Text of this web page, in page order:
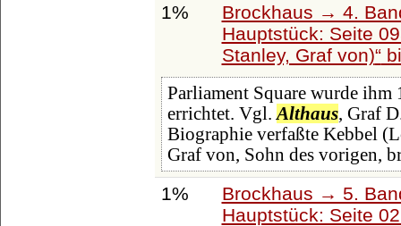
1%
Brockhaus → 4.
Hauptstück: Seite
Stanley, Graf von)
Parliament Square wurde
errichtet. Vgl. Althaus, Graf
Biographie verfaßte Kebbel
Graf von, Sohn des vorigen,
1%
Brockhaus → 5.
Hauptstück: Seite